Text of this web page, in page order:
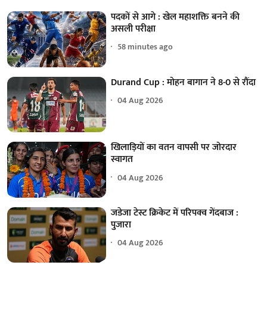
पदकों से आगे : खेल महाशक्ति बनने की
असली परीक्षा
58 minutes ago
Durand Cup : मोहन बागान ने 8-0 से रौंदा
04 Aug 2026
खिलाड़ियों का वतन वापसी पर जोरदार
स्वागत
04 Aug 2026
जडेजा टेस्ट क्रिकेट में परिपक्व गेंदबाज :
पुजारा
04 Aug 2026